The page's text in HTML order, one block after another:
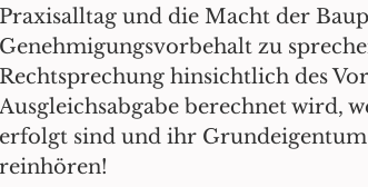
Praxisalltag und die Macht der
Genehmigungsvorbehalt zu
Rechtsprechung hinsichtlich des
Ausgleichsabgabe berechnet wird,
erfolgt sind und ihr
reinhören!